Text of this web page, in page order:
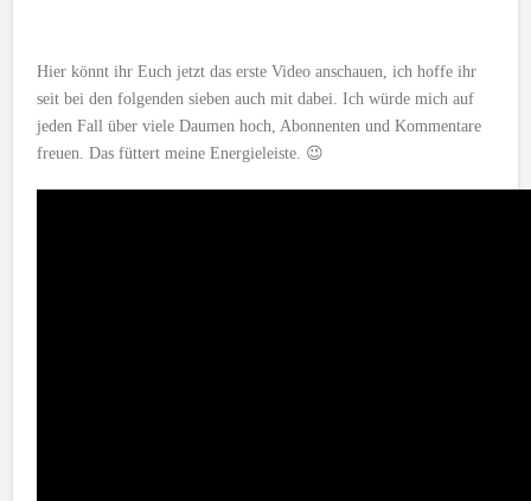
Hier könnt ihr Euch jetzt das erste Video anschauen, ich hoffe ihr
seit bei den folgenden sieben auch mit dabei. Ich würde mich auf
jeden Fall über viele Daumen hoch, Abonnenten und Kommentare
freuen. Das füttert meine Energieleiste. 😉